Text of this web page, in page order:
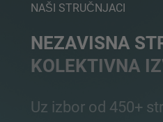
NAŠI STRUČNJACI
NEZAVISNA
KOLEKTIVNA
Uz izbor od 450+